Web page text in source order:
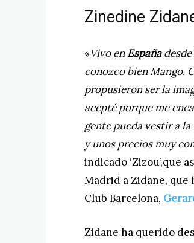
Zinedine
«Vivo enEspañadesde
conozco bien Mango.
propusieron ser la
acepté porque me
gente pueda vestir a
y unos precios muy
indicado ‘Zizou’,que
Madrid a Zidane, que
Club Barcelona,
Zidane ha querido